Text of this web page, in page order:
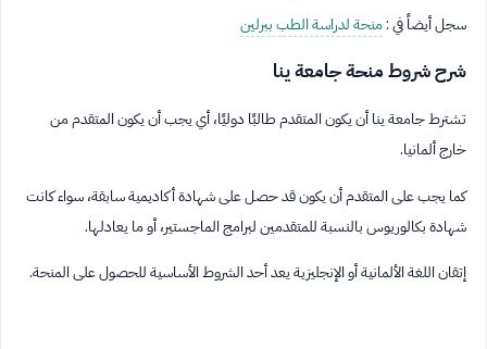
سجل أيضاً في :منحة لدراسة الطب ببرلين
شرح شروط منحة جامعة ينا
تشترط جامعة ينا أن يكون المتقدم طالبًا دوليًا، أي يجب أن يكون المتقدم من
خارج ألمانيا.
كما يجب على المتقدم أن يكون قد حصل على شهادة أكاديمية سابقة، سواء كانت
شهادة بكالوريوس بالنسبة للمتقدمين لبرامج الماجستير، أو ما يعادلها.
إتقان اللغة الألمانية أو الإنجليزية يعد أحد الشروط الأساسية للحصول على المنحة.